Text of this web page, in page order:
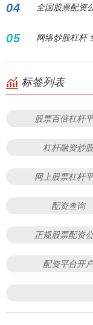
04 全国股票配资
05 网络炒股杠杆
标签列表
股票百倍杠杆
杠杆融资炒股
网上股票杠杆
配资查询
正规股票配资
配资平台开户